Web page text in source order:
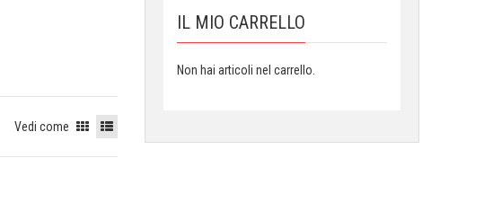
IL MIO CARRELLO
Non hai articoli nel carrello.
Vedi come